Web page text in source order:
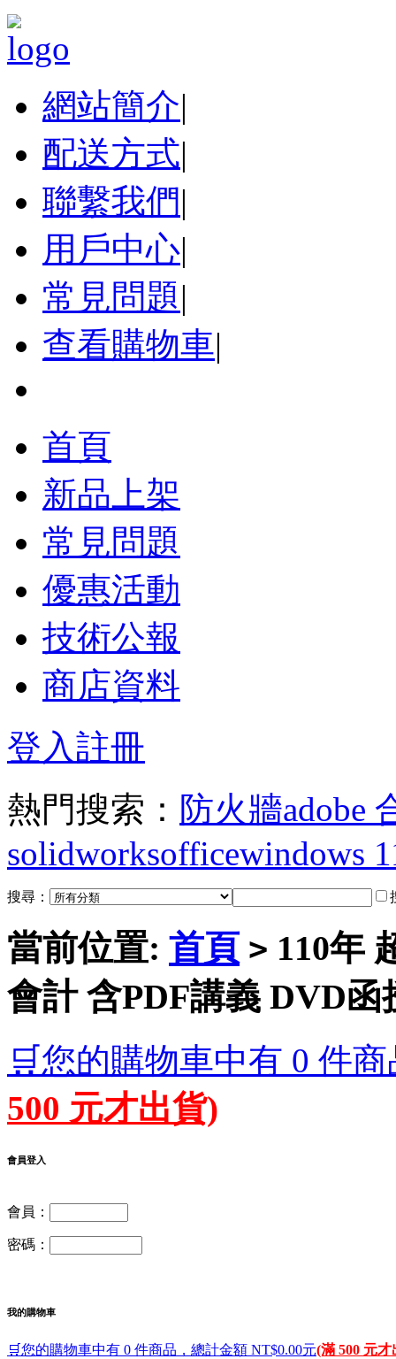
網站簡介|
配送方式|
聯繫我們|
用戶中心|
常見問題|
查看購物車|
首頁
新品上架
常見問題
優惠活動
技術公報
商店資料
登入註冊
熱門搜索： 防火牆adobe
solidworksofficewindows
搜尋：
當前位置: 首頁 > 110年
會計 含PDF講義 DVD函
🛒您的購物車中有 0 件
500 元才出貨)
會員登入
會員：
密碼：
我的購物車
🛒您的購物車中有 0 件商品，總計金額 NT$0.00元(滿 500 元才